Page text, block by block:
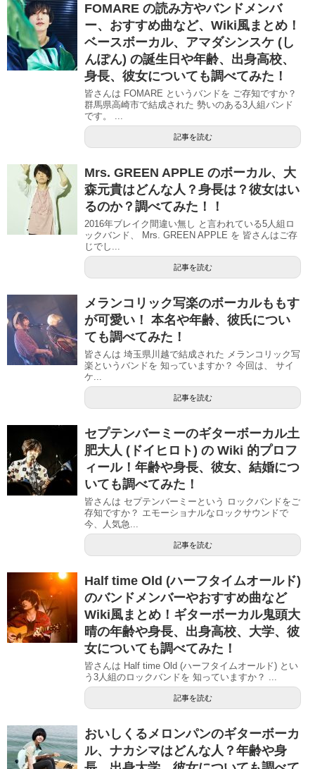
FOMARE の読み方やバンドメンバ
ー、おすすめ曲など、Wiki風まとめ！
ベースボーカル、アマダシンスケ (し
んぽん) の誕生日や年齢、出身高校、
身長、彼女についても調べてみた！
皆さんは FOMARE というバンドを ご存知ですか？
群馬県高崎市で結成された 勢いのある3人組バンド
です。 ...
記事を読む
Mrs. GREEN APPLE のボーカル、大
森元貴はどんな人？身長は？彼女はい
るのか？調べてみた！！
2016年ブレイク間違い無し と言われている5人組ロ
ックバンド、 Mrs. GREEN APPLE を 皆さんはご存
じでし...
記事を読む
メランコリック写楽のボーカルももす
が可愛い！ 本名や年齢、彼氏につい
ても調べてみた！
皆さんは 埼玉県川越で結成された メランコリック写
楽というバンドを 知っていますか？ 今回は、 サイ
ケ...
記事を読む
セプテンバーミーのギターボーカル土
肥大人 (ドイヒロト) の Wiki 的プロフ
ィール！年齢や身長、彼女、結婚につ
いても調べてみた！
皆さんは セプテンバーミーという ロックバンドをご
存知ですか？ エモーショナルなロックサウンドで
今、人気急...
記事を読む
Half time Old (ハーフタイムオールド)
のバンドメンバーやおすすめ曲など
Wiki風まとめ！ギターボーカル鬼頭大
晴の年齢や身長、出身高校、大学、彼
女についても調べてみた！
皆さんは Half time Old (ハーフタイムオールド) とい
う3人組のロックバンドを 知っていますか？ ...
記事を読む
おいしくるメロンパンのギターボーカ
ル、ナカシマはどんな人？年齢や身